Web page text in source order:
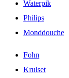
Waterpik
Philips
Monddouche
Fohn
Krulset